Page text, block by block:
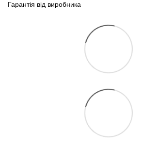
Гарантія від виробника